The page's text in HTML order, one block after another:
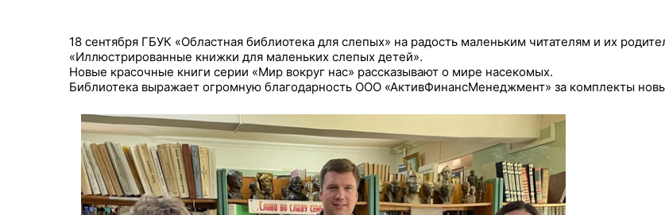
18 сентября ГБУК «Областная библиотека для слепых» на радость маленьким читателям и их
«Иллюстрированные книжки для маленьких слепых детей».
Новые красочные книги серии «Мир вокруг нас» рассказывают о мире насекомых.
Библиотека выражает огромную благодарность ООО «АктивФинансМенеджмент» за комплекты